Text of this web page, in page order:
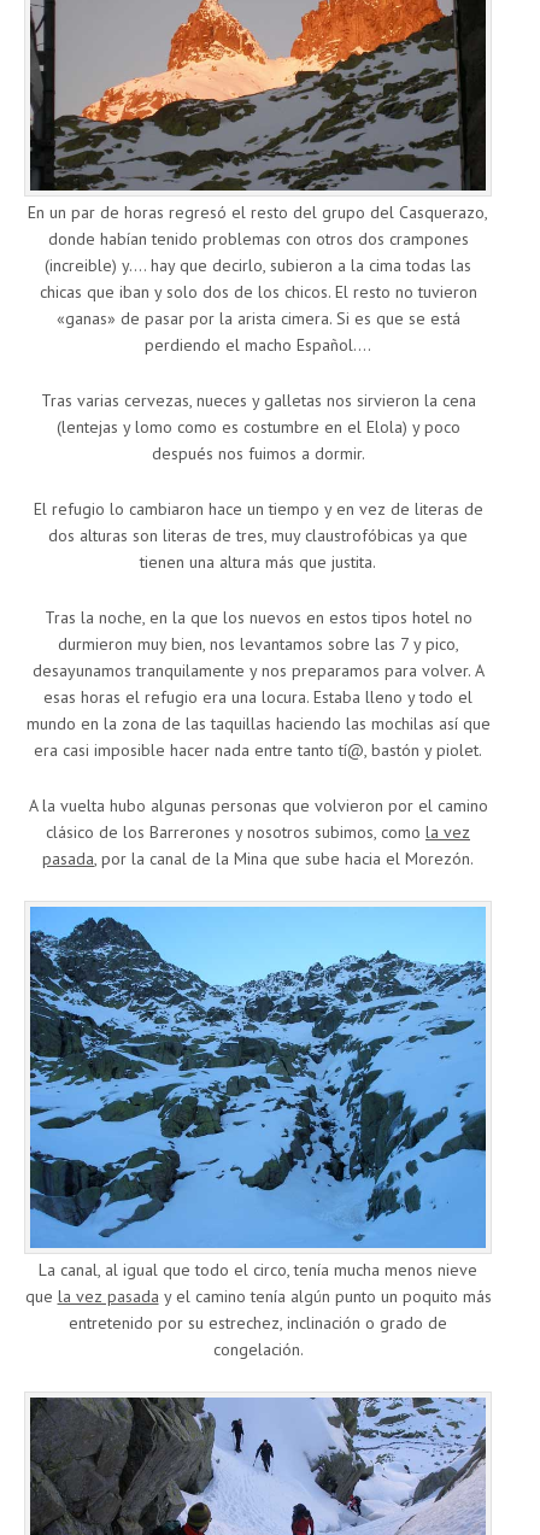
En un par de horas regresó el resto del grupo del Casquerazo,
donde habían tenido problemas con otros dos crampones
(increible) y…. hay que decirlo, subieron a la cima todas las
chicas que iban y solo dos de los chicos. El resto no tuvieron
«ganas» de pasar por la arista cimera. Si es que se está
perdiendo el macho Español….
Tras varias cervezas, nueces y galletas nos sirvieron la cena
(lentejas y lomo como es costumbre en el Elola) y poco
después nos fuimos a dormir.
El refugio lo cambiaron hace un tiempo y en vez de literas de
dos alturas son literas de tres, muy claustrofóbicas ya que
tienen una altura más que justita.
Tras la noche, en la que los nuevos en estos tipos hotel no
durmieron muy bien, nos levantamos sobre las 7 y pico,
desayunamos tranquilamente y nos preparamos para volver. A
esas horas el refugio era una locura. Estaba lleno y todo el
mundo en la zona de las taquillas haciendo las mochilas así que
era casi imposible hacer nada entre tanto tí@, bastón y piolet.
A la vuelta hubo algunas personas que volvieron por el camino
clásico de los Barrerones y nosotros subimos, como la vez
pasada, por la canal de la Mina que sube hacia el Morezón.
La canal, al igual que todo el circo, tenía mucha menos nieve
que la vez pasada y el camino tenía algún punto un poquito más
entretenido por su estrechez, inclinación o grado de
congelación.